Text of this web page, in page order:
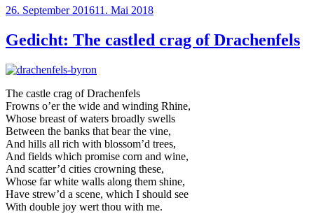
Veröffentlicht
26. September 201611. Mai 2018
Gedicht: The castled crag of Drachenfels
The castle crag of Drachenfels
Frowns o’er the wide and winding Rhine,
Whose breast of waters broadly swells
Between the banks that bear the vine,
And hills all rich with blossom’d trees,
And fields which promise corn and wine,
And scatter’d cities crowning these,
Whose far white walls along them shine,
Have strew’d a scene, which I should see
With double joy wert thou with me.